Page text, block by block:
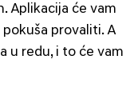
Aplikacija će vam
provaliti. A
u redu, i to će vam